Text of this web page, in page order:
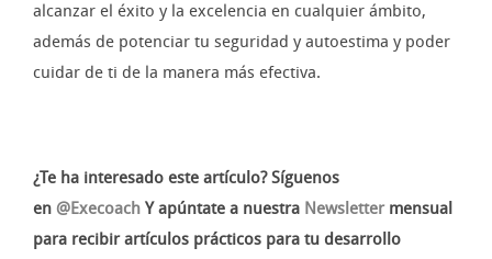
alcanzar el éxito y la excelencia en cualquier ámbito,
además de potenciar tu seguridad y autoestima y poder
cuidar de ti de la manera más efectiva.
¿Te ha interesado este artículo? Síguenos
en @Execoach Y apúntate a nuestra Newslettermensual
para recibir artículos prácticos para tu desarrollo